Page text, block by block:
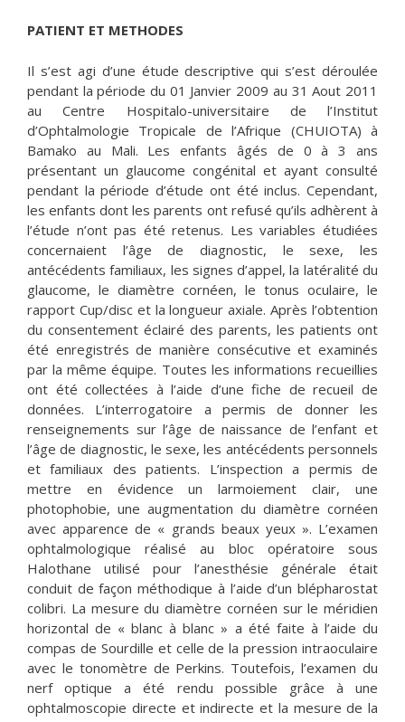
PATIENT ET METHODES
Il s’est agi d’une étude descriptive qui s’est déroulée
pendant la période du 01 Janvier 2009 au 31 Aout 2011
au Centre Hospitalo-universitaire de l’Institut
d’Ophtalmologie Tropicale de l’Afrique (CHUIOTA) à
Bamako au Mali. Les enfants âgés de 0 à 3 ans
présentant un glaucome congénital et ayant consulté
pendant la période d’étude ont été inclus. Cependant,
les enfants dont les parents ont refusé qu’ils adhèrent à
l’étude n’ont pas été retenus. Les variables étudiées
concernaient l’âge de diagnostic, le sexe, les
antécédents familiaux, les signes d’appel, la latéralité du
glaucome, le diamètre cornéen, le tonus oculaire, le
rapport Cup/disc et la longueur axiale. Après l’obtention
du consentement éclairé des parents, les patients ont
été enregistrés de manière consécutive et examinés
par la même équipe. Toutes les informations recueillies
ont été collectées à l’aide d’une fiche de recueil de
données. L’interrogatoire a permis de donner les
renseignements sur l’âge de naissance de l’enfant et
l’âge de diagnostic, le sexe, les antécédents personnels
et familiaux des patients. L’inspection a permis de
mettre en évidence un larmoiement clair, une
photophobie, une augmentation du diamètre cornéen
avec apparence de « grands beaux yeux ». L’examen
ophtalmologique réalisé au bloc opératoire sous
Halothane utilisé pour l’anesthésie générale était
conduit de façon méthodique à l’aide d’un blépharostat
colibri. La mesure du diamètre cornéen sur le méridien
horizontal de « blanc à blanc » a été faite à l’aide du
compas de Sourdille et celle de la pression intraoculaire
avec le tonomètre de Perkins. Toutefois, l’examen du
nerf optique a été rendu possible grâce à une
ophtalmoscopie directe et indirecte et la mesure de la